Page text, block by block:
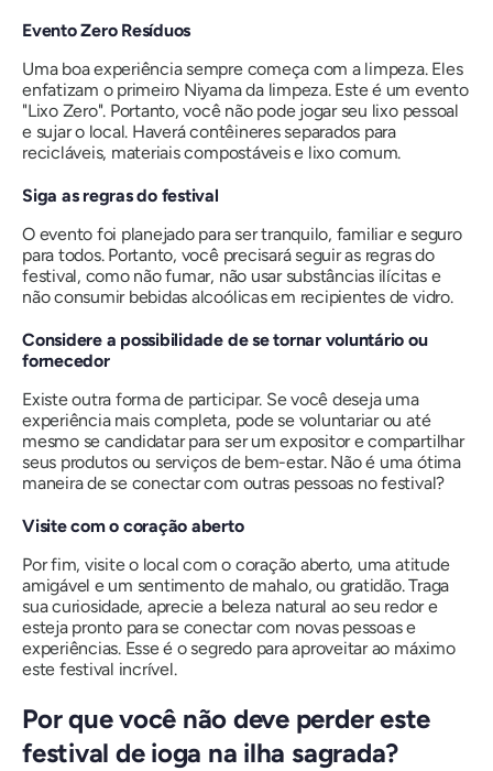
Evento Zero Resíduos
Uma boa experiência sempre começa com a limpeza. Eles
enfatizam o primeiro Niyama da limpeza. Este é um evento
"Lixo Zero". Portanto, você não pode jogar seu lixo pessoal
e sujar o local. Haverá contêineres separados para
recicláveis, materiais compostáveis ​​e lixo comum.
Siga as regras do festival
O evento foi planejado para ser tranquilo, familiar e seguro
para todos. Portanto, você precisará seguir as regras do
festival, como não fumar, não usar substâncias ilícitas e
não consumir bebidas alcoólicas em recipientes de vidro.
Considere a possibilidade de se tornar voluntário ou
fornecedor
Existe outra forma de participar. Se você deseja uma
experiência mais completa, pode se voluntariar ou até
mesmo se candidatar para ser um expositor e compartilhar
seus produtos ou serviços de bem-estar. Não é uma ótima
maneira de se conectar com outras pessoas no festival?
Visite com o coração aberto
Por fim, visite o local com o coração aberto, uma atitude
amigável e um sentimento de mahalo, ou gratidão. Traga
sua curiosidade, aprecie a beleza natural ao seu redor e
esteja pronto para se conectar com novas pessoas e
experiências. Esse é o segredo para aproveitar ao máximo
este festival incrível.
Por que você não deve perder este
festival de ioga na ilha sagrada?